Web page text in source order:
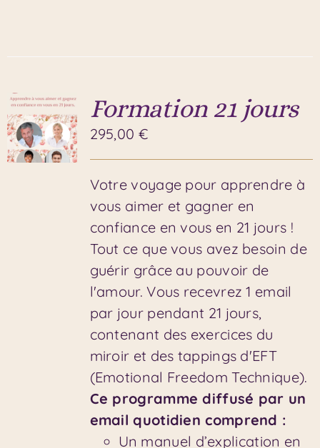
Formation 21 jours
295,00 €
Votre voyage pour apprendre à
vous aimer et gagner en
confiance en vous en 21 jours !
Tout ce que vous avez besoin de
guérir grâce au pouvoir de
l'amour. Vous recevrez 1 email
par jour pendant 21 jours,
contenant des exercices du
miroir et des tappings d'EFT
(Emotional Freedom Technique).
Ce programme diffusé par un
email quotidien comprend :
Un manuel d’explication en